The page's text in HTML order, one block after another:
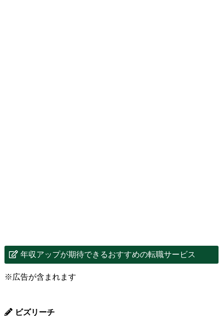
年収アップが期待できるおすすめの転職サービス
※広告が含まれます
ビズリーチ